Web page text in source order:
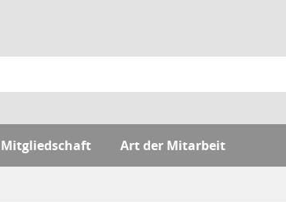
Mitgliedschaft Art der Mitarbeit